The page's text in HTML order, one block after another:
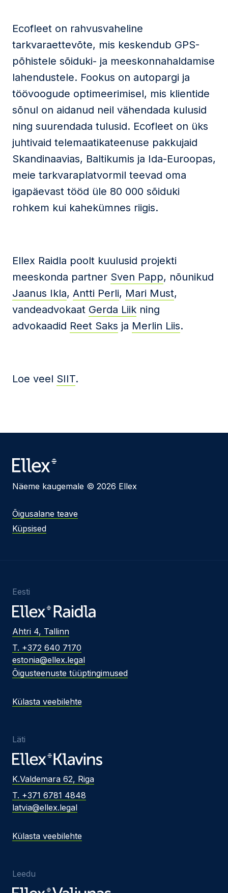
Ecofleet on rahvusvaheline
tarkvaraettevõte, mis keskendub GPS-
põhistele sõiduki- ja meeskonnahaldamise
lahendustele. Fookus on autopargi ja
töövoogude optimeerimisel, mis klientide
sõnul on aidanud neil vähendada kulusid
ning suurendada tulusid. Ecofleet on üks
juhtivaid telemaatikateenuse pakkujaid
Skandinaavias, Baltikumis ja Ida-Euroopas,
meie tarkvaraplatvormil teevad oma
igapäevast tööd üle 80 000 sõiduki
rohkem kui kahekümnes riigis.
Ellex Raidla poolt kuulusid projekti
meeskonda partner Sven Papp, nõunikud
Jaanus Ikla, Antti Perli, Mari Must,
vandeadvokaat Gerda Liik ning
advokaadid Reet Saks ja Merlin Liis.
Loe veel SIIT.
Näeme kaugemale © 2026 Ellex
Õigusalane teave
Küpsised
Eesti
Ahtri 4, Tallinn
T. +372 640 7170
estonia@ellex.legal
Õigusteenuste tüüptingimused
Külasta veebilehte
Läti
K.Valdemara 62, Riga
T. +371 6781 4848
latvia@ellex.legal
Külasta veebilehte
Leedu